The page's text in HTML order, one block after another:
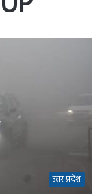
उत्तर प्रदेश